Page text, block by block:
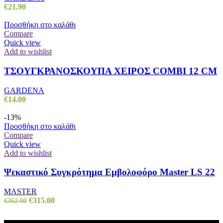
€21.90
Προσθήκη στο καλάθι
Compare
Quick view
Add to wishlist
ΤΣΟΥΓΚΡΑΝΟΣΚΟΥΠΑ ΧΕΙΡΟΣ COMBI 12 CM
GARDENA
€14.00
-13%
Προσθήκη στο καλάθι
Compare
Quick view
Add to wishlist
Ψεκαστικό Συγκρότημα Εμβολοφόρο Master LS 22
MASTER
€362.00 Original
€315.00Η